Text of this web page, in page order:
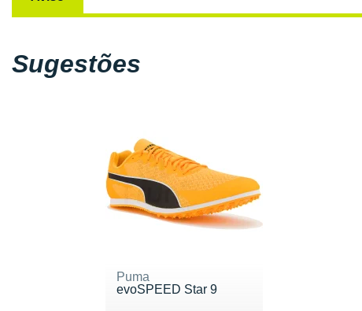
Sugestões
Puma
evoSPEED Star 9